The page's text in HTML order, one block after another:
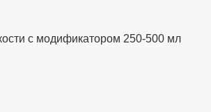
с модификатором 250-500 мл